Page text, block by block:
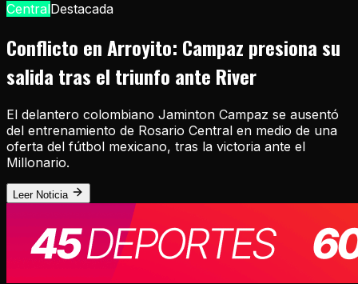
CentralDestacada
Conflicto en Arroyito: Campaz presiona su
salida tras el triunfo ante River
El delantero colombiano Jaminton Campaz se ausentó
del entrenamiento de Rosario Central en medio de una
oferta del fútbol mexicano, tras la victoria ante el
Millonario.
Leer Noticia